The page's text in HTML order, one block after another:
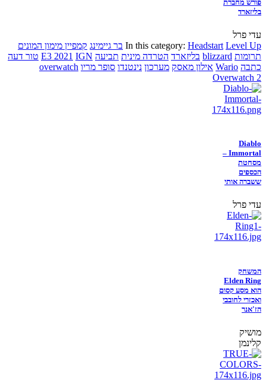
פורש מחברת
בליזארד
עדי פרל
In this category: Headstart Level Up בר גיימינג קמפיין מימון המונים
תרומות blizzard בליזארד הטרדה מינית תביעה E3 2021 IGN
טור דעה
כתבה Wario אילון מאסק מערכון נינטנדו סופר מריו overwatch
Overwatch 2
Diablo
Immortal –
מסחטת
הכספים
ששברה אותי
עדי פרל
המשחק
Elden Ring
הוא מסע קסום
ואכזרי לחובבי
הז'אנר
מושיק
קלינמן